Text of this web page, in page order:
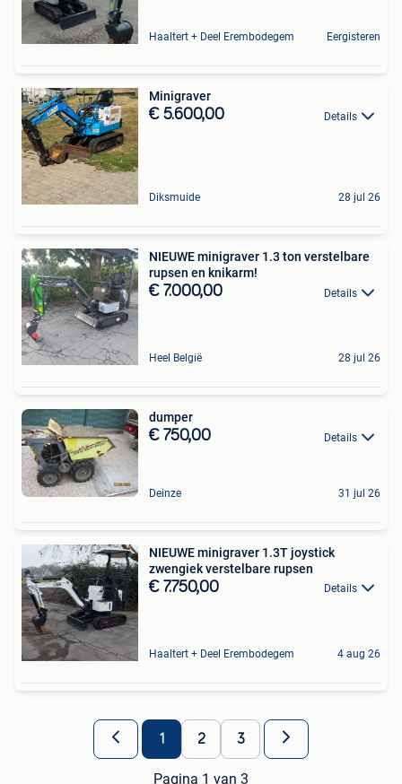
Haaltert + Deel Erembodegem Eergisteren
Minigraver
€ 5.600,00 Details
Diksmuide 28 jul 26
NIEUWE minigraver 1.3 ton verstelbare
rupsen en knikarm!
€ 7.000,00 Details
Heel België 28 jul 26
dumper
€ 750,00 Details
Deinze 31 jul 26
NIEUWE minigraver 1.3T joystick
zwengiek verstelbare rupsen
€ 7.750,00 Details
Haaltert + Deel Erembodegem 4 aug 26
1 2 3
Pagina 1 van 3